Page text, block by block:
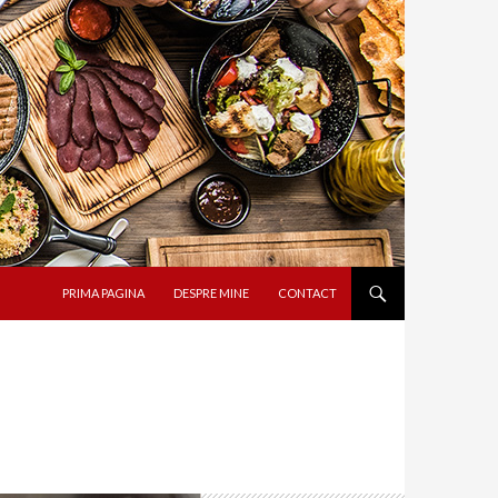
PRIMA PAGINA
DESPRE MINE CONTACT